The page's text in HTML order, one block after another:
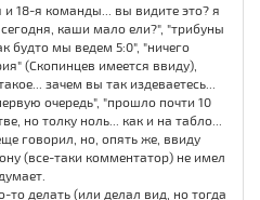
18-я команды... вы видите это? я
каши мало ели?", "трибуны
будто мы ведем 5:0", "ничего
(Скопинцев имеется ввиду),
зачем вы так издеваетесь...
очередь", "прошло почти 10
но толку ноль... как и на табло...
говорил, но, опять же, ввиду
(все-таки комментатор) не имел
то делать (или делал вид, но тогда